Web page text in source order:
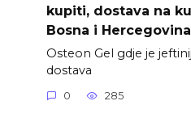
kupiti, dostava na
Bosna i Hercegovina
Osteon Gel gdje je
dostava
0 285